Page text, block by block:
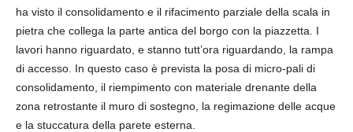
ha visto il consolidamento e il rifacimento parziale della scala in
pietra che collega la parte antica del borgo con la piazzetta. I
lavori hanno riguardato, e stanno tutt’ora riguardando, la rampa
di accesso. In questo caso è prevista la posa di micro-pali di
consolidamento, il riempimento con materiale drenante della
zona retrostante il muro di sostegno, la regimazione delle acque
e la stuccatura della parete esterna.